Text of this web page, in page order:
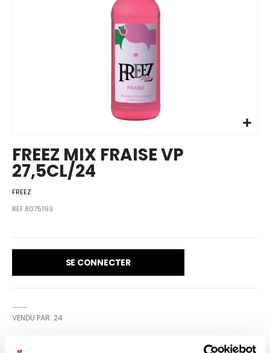
images
gallery
FREEZ MIX FRAISE VP
27,5CL/24
FREEZ
REF.8075193
SE CONNECTER
VENDU PAR: 24